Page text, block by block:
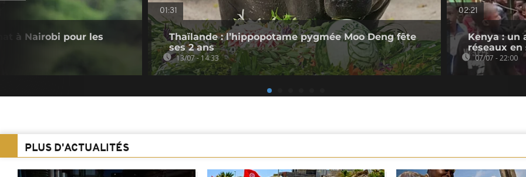
à Nairobi pour les
01:31
Thaïlande : l’hippopotame pygmée Moo Deng fête
ses 2 ans
13/07 - 14:33
02:21
Kenya : un
réseaux en
07/07 - 22:00
PLUS D'ACTUALITÉS